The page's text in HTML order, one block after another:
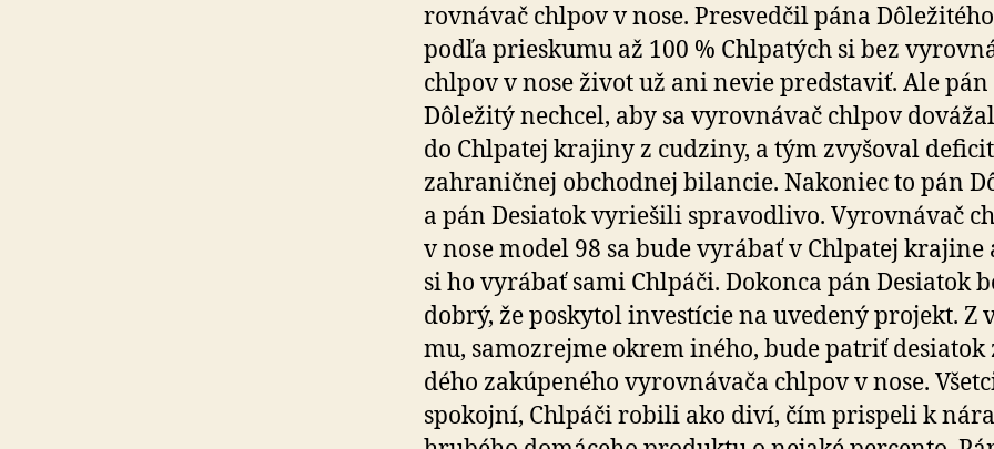
rov­ná­vač chlpov v nose. Presvedčil pána
podľa prieskumu až 100 % Chlpatých si bez
chlpov v nose život už ani nevie predstaviť. Ale pán
Dôležitý nechcel, aby sa vy­rov­ná­vač chlpov dovážal
do Chlpatej krajiny z cudziny, a tým zvy­šo­val deficit
zahraničnej obchodnej bilancie. Na­ko­niec to pán
a pán Desiatok vyriešili spravodlivo. Vy­rov­ná­vač
v nose model 98 sa bude vyrábať v Chlpatej krajine
si ho vyrábať sami Chlpáči. Dokonca pán Desiatok
dobrý, že poskytol inves­tí­cie na uve­de­ný pro­jekt. Z
mu, samo­zrejme okrem iného, bude patriť
dého za­kú­pe­né­ho vy­rov­ná­va­ča chlpov v nose.
spokojní, Chlpáči robili ako diví, čím prispeli k